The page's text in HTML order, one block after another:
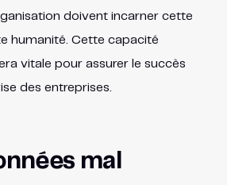
doivent incarner cette
humanité. Cette capacité
vitale pour assurer le succès
des entreprises.
mal